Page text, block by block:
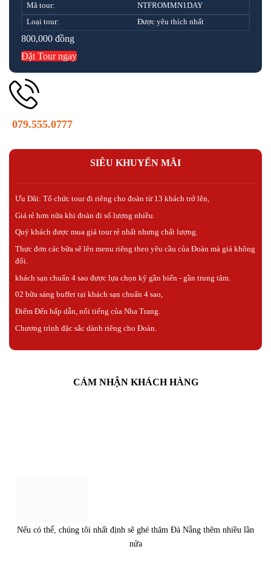
Mã tour:
NTFROMMN1DAY
Loại tour:
Được yêu thích nhất
800,000 đồng
Đặt Tour ngay
079.555.0777
SIÊU KHUYẾN MÃI
Ưu Đãi: Tổ chức tour đi riêng cho đoàn từ 13 khách trở lên,
Giá rẻ hơn nữa khi đoàn đi số lượng nhiều.
Quý khách được mua giá tour rẻ nhất nhưng chất lượng.
Thực đơn các bữa sẽ lên menu riêng theo yêu cầu của Đoàn mà giá không
đổi.
khách sạn chuẩn 4 sao được lựa chọn kỹ gần biển - gần trung tâm.
02 bữa sáng buffet tại khách sạn chuẩn 4 sao,
Điểm Đến hấp dẫn, nổi tiếng của Nha Trang.
Chương trình đặc sắc dành riêng cho Đoàn.
CẢM NHẬN KHÁCH HÀNG
Nếu có thể, chúng tôi nhất định sẽ ghé thăm Đà Nẵng thêm nhiều lần
nửa